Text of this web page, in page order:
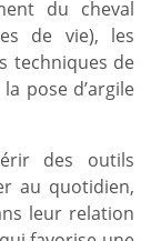
du cheval
de vie), les
techniques de
pose d’argile
des outils
au quotidien,
leur relation